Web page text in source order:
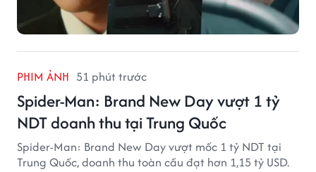
PHIM ẢNH 51 phút trước
Spider-Man: Brand New Day vượt 1 tỷ
NDT doanh thu tại Trung Quốc
Spider-Man: Brand New Day vượt mốc 1 tỷ NDT tại
Trung Quốc, doanh thu toàn cầu đạt hơn 1,15 tỷ USD.